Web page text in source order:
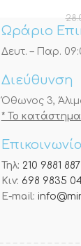
Ωράριο
Δευτ. – Παρ.
Διεύθυνση
Όθωνος 3,
* Το κατάστημα
Τηλ: 210 9881 887
Κιν: 698 9835
E-mail: